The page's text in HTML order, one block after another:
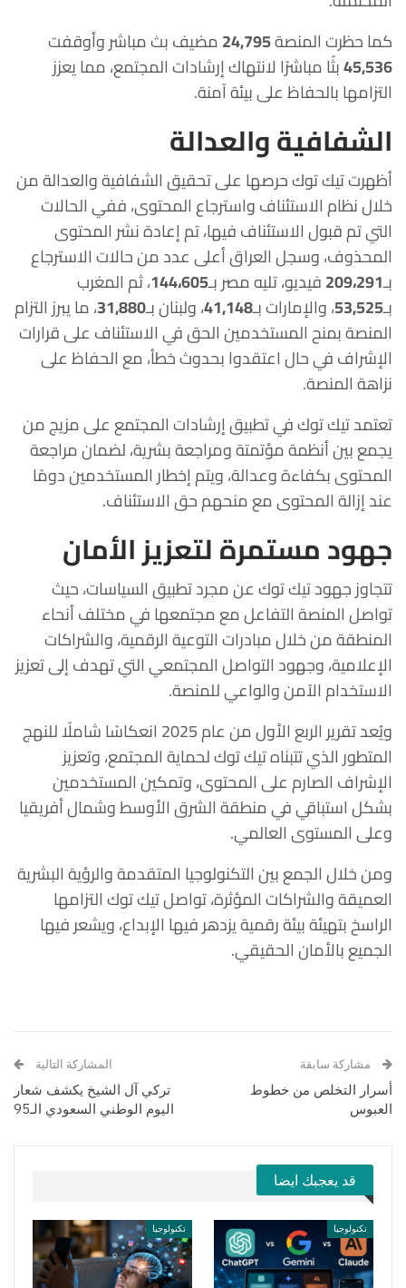
كما حظرت المنصة24,795مضيف بث مباشر وأوقفت
45,536بثًا مباشرًا لانتهاك إرشادات المجتمع، مما يعزز
التزامها بالحفاظ على بيئة آمنة.
الشفافية والعدالة
أظهرت تيك توك حرصها على تحقيق الشفافية والعدالة من
خلال نظام الاستئناف واسترجاع المحتوى، ففي الحالات
التي تم قبول الاستئناف فيها، تم إعادة نشر المحتوى
المحذوف، وسجل العراق أعلى عدد من حالات الاسترجاع
بـ209،291فيديو، تليه مصر بـ144،605، ثم المغرب
بـ53,525، والإمارات بـ41,148، ولبنان بـ31,880، ما يبرز التزام
المنصة بمنح المستخدمين الحق في الاستئناف على قرارات
الإشراف في حال اعتقدوا بحدوث خطأ، مع الحفاظ على
نزاهة المنصة.
تعتمد تيك توك في تطبيق إرشادات المجتمع على مزيج من
يجمع بين أنظمة مؤتمتة ومراجعة بشرية، لضمان مراجعة
المحتوى بكفاءة وعدالة، ويتم إخطار المستخدمين دومًا
عند إزالة المحتوى مع منحهم حق الاستئناف.
جهود مستمرة لتعزيز الأمان
تتجاوز جهود تيك توك عن مجرد تطبيق السياسات، حيث
تواصل المنصة التفاعل مع مجتمعها في مختلف أنحاء
المنطقة من خلال مبادرات التوعية الرقمية، والشراكات
الإعلامية، وجهود التواصل المجتمعي التي تهدف إلى تعزيز
الاستخدام الآمن والواعي للمنصة.
ويُعد تقرير الربع الأول من عام 2025 انعكاسًا شاملًا للنهج
المتطور الذي تتبناه تيك توك لحماية المجتمع، وتعزيز
الإشراف الصارم على المحتوى، وتمكين المستخدمين
بشكل استباقي في منطقة الشرق الأوسط وشمال أفريقيا
وعلى المستوى العالمي.
ومن خلال الجمع بين التكنولوجيا المتقدمة والرؤية البشرية
العميقة والشراكات المؤثرة، تواصل تيك توك التزامها
الراسخ بتهيئة بيئة رقمية يزدهر فيها الإبداع، ويشعر فيها
الجميع بالأمان الحقيقي.
مشاركة سابقة
أسرار التخلص من خطوط
العبوس
المشاركة التالية
تركي آل الشيخ يكشف شعار
اليوم الوطني السعودي الـ95
قد يعجبك ايضا
تكنولوجيا تكنولوجيا